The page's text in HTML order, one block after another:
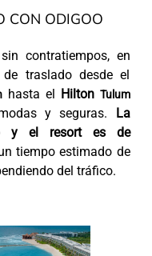
CON ODIGOO
contratiempos, en
traslado desde el
hasta el Hilton Tulum
y seguras. La
y el resort es de
tiempo estimado de
del tráfico.